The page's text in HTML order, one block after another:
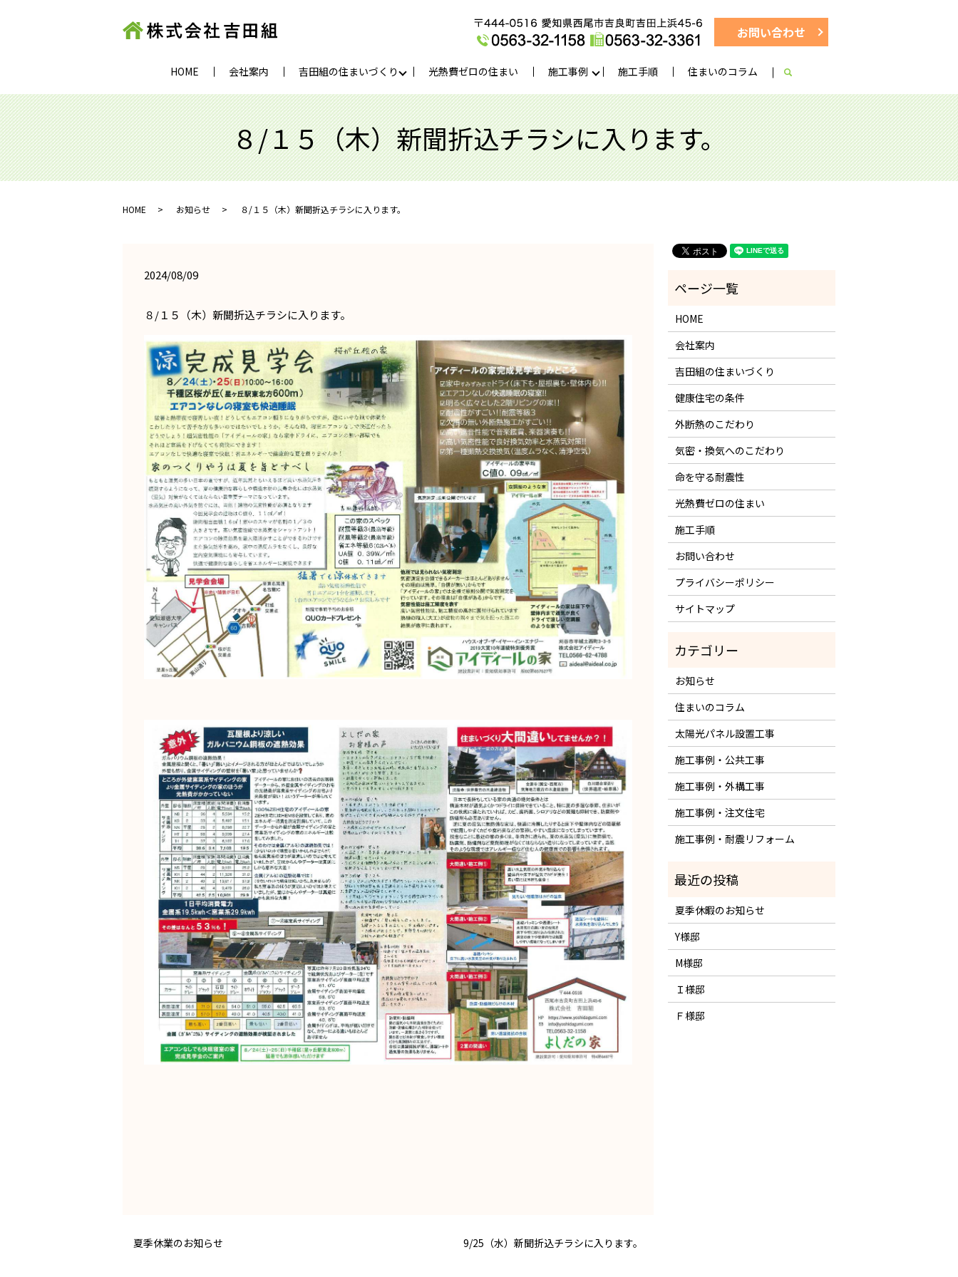
HOME 会社案内 吉田組の住まいづくり 光熱費ゼロの住まい 施工事例 施工手順 住まいのコラム search
お問い合わせ
８/１５（木）新聞折込チラシに入ります。
HOME お知らせ ８/１５（木）新聞折込チラシに入ります。
2024/08/09
８/１５（木）新聞折込チラシに入ります。
夏季休業のお知らせ 9/25（水）新聞折込チラシに入ります。
HOME
会社案内
吉田組の住まいづくり
健康住宅の条件
外断熱のこだわり
気密・換気へのこだわり
命を守る耐震性
光熱費ゼロの住まい
施工手順
お問い合わせ
プライバシーポリシー
サイトマップ
お知らせ
住まいのコラム
太陽光パネル設置工事
施工事例・公共工事
施工事例・外構工事
施工事例・注文住宅
施工事例・耐震リフォーム
夏季休暇のお知らせ
Y様邸
M様邸
Ｉ様邸
Ｆ様邸